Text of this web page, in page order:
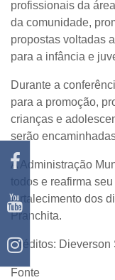
profissionais da
da comunidade,
propostas voltadas
para a infância e
Durante a
para a promoção,
crianças e
serão
A Administração
todos e reafirma
fortalecimento dos
Pranchita.
Créditos: Dieverson
Fonte